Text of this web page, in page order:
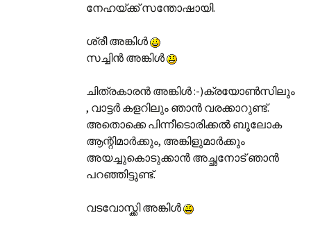
നേഹയ്ക്ക് സന്തോഷായി.
ശ്രീ അങ്കിള്‍‌
സച്ചിന്‍ അങ്കിള്‍‌
ചിത്രകാരന്‍ അങ്കിള്‍‌ :-)ക്രയോണ്‍‌സിലും
, വാട്ടര്‍ കളറിലും ഞാന്‍ വരക്കാറുണ്ട്.
അതൊക്കെ പിന്നീടൊരിക്കല്‍ ബൂലോക
ആന്റിമാര്‍ക്കും, അങ്കിളുമാര്‍ക്കും
അയച്ചുകൊടുക്കാന്‍‍ അച്ഛനോട് ഞാന്‍
പറഞ്ഞിട്ടുണ്ട്.
വടവോസ്ക്കി അങ്കിള്‍‌